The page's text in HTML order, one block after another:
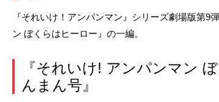
『それいけ！アンパンマン』シリーズ劇場版第
ン ぼくらはヒーロー』の一編。
『それいけ! アンパンマン
んまん号』